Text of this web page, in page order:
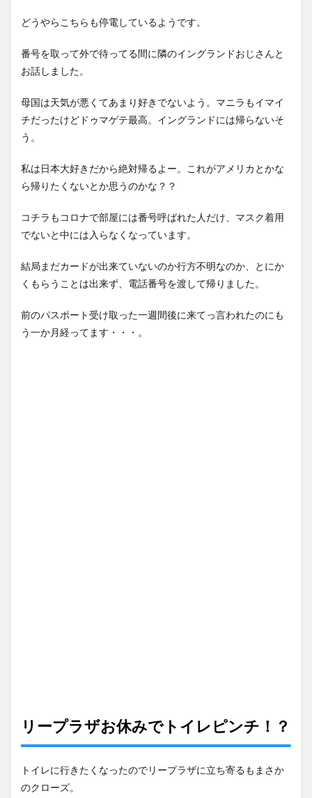
どうやらこちらも停電しているようです。
番号を取って外で待ってる間に隣のイングランドおじさんと
お話しました。
母国は天気が悪くてあまり好きでないよう。マニラもイマイ
チだったけどドゥマゲテ最高。イングランドには帰らないそ
う。
私は日本大好きだから絶対帰るよー。これがアメリカとかな
ら帰りたくないとか思うのかな？？
コチラもコロナで部屋には番号呼ばれた人だけ、マスク着用
でないと中には入らなくなっています。
結局まだカードが出来ていないのか行方不明なのか、とにか
くもらうことは出来ず、電話番号を渡して帰りました。
前のパスポート受け取った一週間後に来てっ言われたのにも
う一か月経ってます・・・。
リープラザお休みでトイレピンチ！？
トイレに行きたくなったのでリープラザに立ち寄るもまさか
のクローズ。